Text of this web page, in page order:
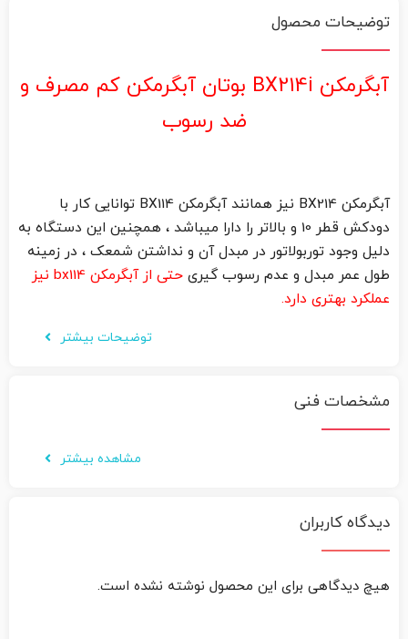
توضیحات محصول
آبگرمکن BX214i بوتان آبگرمکن کم مصرف و
ضد رسوب
آبگرمکن BX214 نیز همانند آبگرمکن BX114 توانایی کار با
دودکش قطر 10 و بالاتر را دارا میباشد ، همچنین این دستگاه به
دلیل وجود توربولاتور در مبدل آن و نداشتن شمعک ، در زمینه
طول عمر مبدل و عدم رسوب گیری
حتی از آبگرمکن bx114 نیز
عملکرد بهتری دارد.
توضیحات بیشتر
مشخصات فنی
مشاهده بیشتر
دیدگاه کاربران
هیچ دیدگاهی برای این محصول نوشته نشده است.